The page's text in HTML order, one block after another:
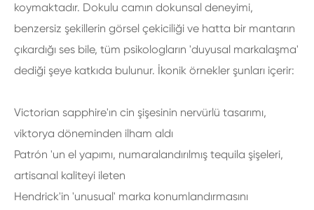
koymaktadır. Dokulu camın dokunsal deneyimi,
benzersiz şekillerin görsel çekiciliği ve hatta bir mantarın
çıkardığı ses bile, tüm psikologların 'duyusal markalaşma'
dediği şeye katkıda bulunur. İkonik örnekler şunları içerir:
Victorian sapphire'ın cin şişesinin nervürlü tasarımı,
viktorya döneminden ilham aldı
Patrón 'un el yapımı, numaralandırılmış tequila şişeleri,
artisanal kaliteyi ileten
Hendrick'in 'unusual' marka konumlandırmasını